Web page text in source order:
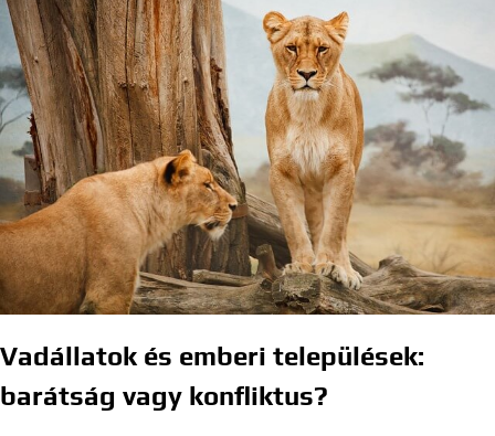
Vadállatok és emberi települések:
barátság vagy konfliktus?